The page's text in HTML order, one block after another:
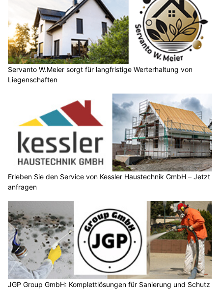
Servanto W.Meier sorgt für langfristige Werterhaltung von
Liegenschaften
Erleben Sie den Service von Kessler Haustechnik GmbH – Jetzt
anfragen
JGP Group GmbH: Komplettlösungen für Sanierung und Schutz